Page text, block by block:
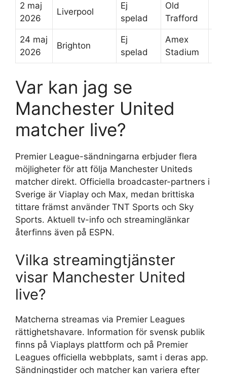
2 maj
2026
Liverpool
Ej
spelad
Old
Trafford
24 maj
2026
Brighton
Ej
spelad
Amex
Stadium
Var kan jag se
Manchester United
matcher live?
Premier League-sändningarna erbjuder flera
möjligheter för att följa Manchester Uniteds
matcher direkt. Officiella broadcaster-partners i
Sverige är Viaplay och Max, medan brittiska
tittare främst använder TNT Sports och Sky
Sports. Aktuell tv-info och streaminglänkar
återfinns även på ESPN.
Vilka streamingtjänster
visar Manchester United
live?
Matcherna streamas via Premier Leagues
rättighetshavare. Information för svensk publik
finns på Viaplays plattform och på Premier
Leagues officiella webbplats, samt i deras app.
Sändningstider och matcher kan variera efter